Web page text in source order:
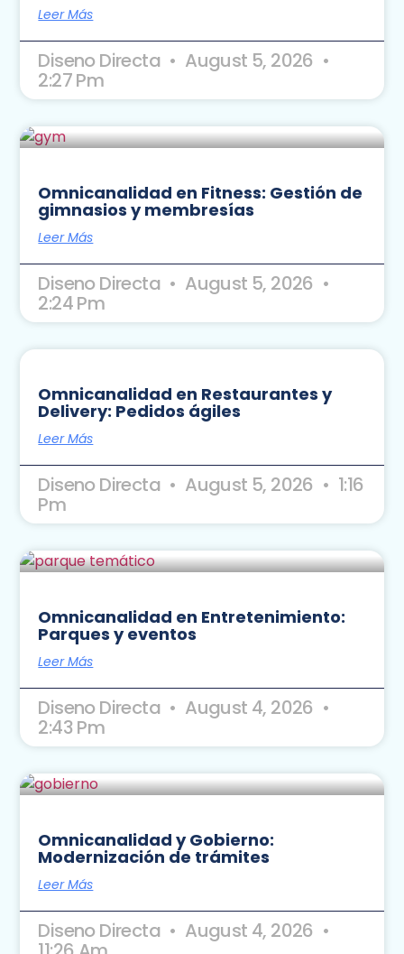
Leer Más
Diseno Directa August 5, 2026
2:27 Pm
Omnicanalidad en Fitness: Gestión de
gimnasios y membresías
Leer Más
Diseno Directa August 5, 2026
2:24 Pm
Omnicanalidad en Restaurantes y
Delivery: Pedidos ágiles
Leer Más
Diseno Directa August 5, 2026 1:16
Pm
Omnicanalidad en Entretenimiento:
Parques y eventos
Leer Más
Diseno Directa August 4, 2026
2:43 Pm
Omnicanalidad y Gobierno:
Modernización de trámites
Leer Más
Diseno Directa August 4, 2026